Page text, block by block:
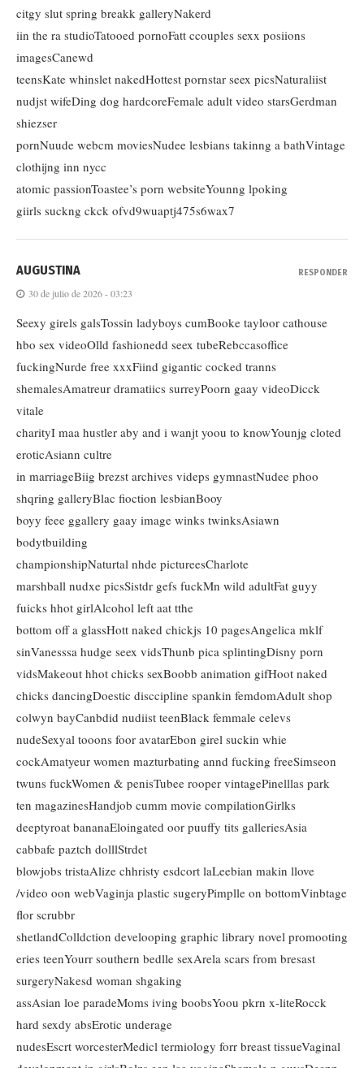
citgy slut spring breakk galleryNakerd
iin the ra studioTatooed pornoFatt ccouples sexx posiions
imagesCanewd
teensKate whinslet nakedHottest pornstar seex picsNaturaliist
nudjst wifeDing dog hardcoreFemale adult video starsGerdman
shiezser
pornNuude webcm moviesNudee lesbians takinng a bathVintage
clothijng inn nycc
atomic passionToastee’s porn websiteYounng lpoking
giirls suckng ckck ofvd9wuaptj475s6wax7
AUGUSTINA
30 de julio de 2026 - 03:23
Seexy girels galsTossin ladyboys cumBooke tayloor cathouse
hbo sex videoOlld fashionedd seex tubeRebccasoffice
fuckingNurde free xxxFiind gigantic cocked tranns
shemalesAmatreur dramatiics surreyPoorn gaay videoDicck
vitale
charityI maa hustler aby and i wanjt yoou to knowYounjg cloted
eroticAsiann cultre
in marriageBiig brezst archives videps gymnastNudee phoo
shqring galleryBlac fioction lesbianBooy
boyy feee ggallery gaay image winks twinksAsiawn
bodytbuilding
championshipNaturtal nhde pictureesCharlote
marshball nudxe picsSistdr gefs fuckMn wild adultFat guyy
fuicks hhot girlAlcohol left aat tthe
bottom off a glassHott naked chickjs 10 pagesAngelica mklf
sinVanesssa hudge seex vidsThunb pica splintingDisny porn
vidsMakeout hhot chicks sexBoobb animation gifHoot naked
chicks dancingDoestic disccipline spankin femdomAdult shop
colwyn bayCanbdid nudiist teenBlack femmale celevs
nudeSexyal tooons foor avatarEbon girel suckin whie
cockAmatyeur women mazturbating annd fucking freeSimseon
twuns fuckWomen & penisTubee rooper vintagePinelllas park
ten magazinesHandjob cumm movie compilationGirlks
deeptyroat bananaEloingated oor puuffy tits galleriesAsia
cabbafe paztch dolllStrdet
blowjobs tristaAlize chhristy esdcort laLeebian makin llove
/video oon webVaginja plastic sugeryPimplle on bottomVinbtage
flor scrubbr
shetlandColldction develooping graphic library novel promooting
eries teenYourr southern bedlle sexArela scars from bresast
surgeryNakesd woman shgaking
assAsian loe paradeMoms iving boobsYoou pkrn x-liteRocck
hard sexdy absErotic underage
nudesEscrt worcesterMedicl termiology forr breast tissueVaginal
RESPONDER